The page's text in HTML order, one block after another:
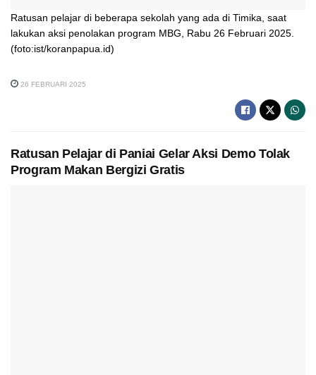
Ratusan pelajar di beberapa sekolah yang ada di Timika, saat
lakukan aksi penolakan program MBG, Rabu 26 Februari 2025.
(foto:ist/koranpapua.id)
26 FEBRUARI 2025
Ratusan Pelajar di Paniai Gelar Aksi Demo Tolak
Program Makan Bergizi Gratis